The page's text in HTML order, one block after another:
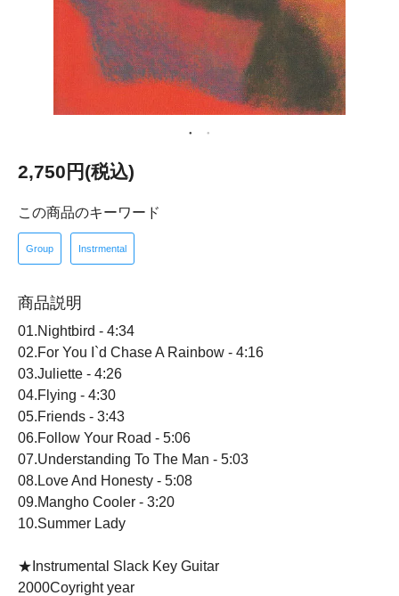
2,750円(税込)
この商品のキーワード
Group Instrmental
商品説明
01.Nightbird - 4:34
02.For You I`d Chase A Rainbow - 4:16
03.Juliette - 4:26
04.Flying - 4:30
05.Friends - 3:43
06.Follow Your Road - 5:06
07.Understanding To The Man - 5:03
08.Love And Honesty - 5:08
09.Mangho Cooler - 3:20
10.Summer Lady
★Instrumental Slack Key Guitar
2000Coyright year